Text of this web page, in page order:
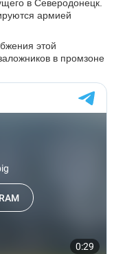
в Северодонецк.
армией
этой
в промзоне